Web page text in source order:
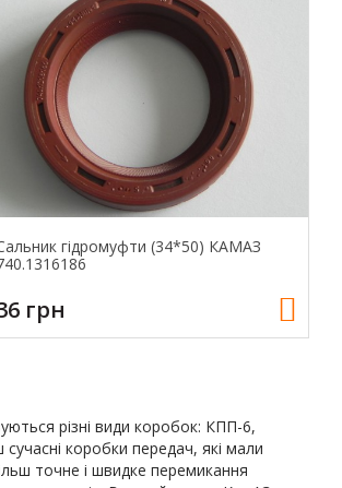
гідромуфти (34*50) КАМАЗ
грн
різні види коробок: КПП-6,
коробки передач, які мали
точне і швидке перемикання